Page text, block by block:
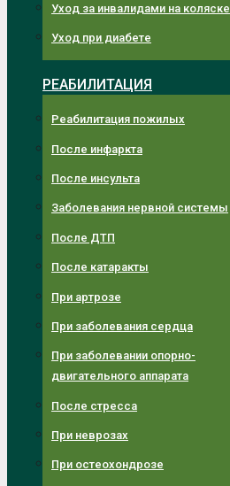
Уход за инвалидами на коляске
Уход при диабете
РЕАБИЛИТАЦИЯ
Реабилитация пожилых
После инфаркта
После инсульта
Заболевания нервной системы
После ДТП
После катаракты
При артрозе
При заболевания сердца
При заболевании опорно-
двигательного аппарата
После стресса
При неврозах
При остеохондрозе